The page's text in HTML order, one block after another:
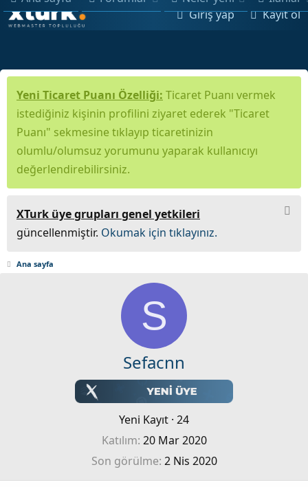
Giriş yap Kayıt ol
Yeni Ticaret Puanı Özelliği: Ticaret Puanı vermek
istediğiniz kişinin profilini ziyaret ederek "Ticaret
Puanı" sekmesine tıklayıp ticaretinizin
olumlu/olumsuz yorumunu yaparak kullanıcıyı
değerlendirebilirsiniz.
XTurk üye grupları genel yetkileri
güncellenmiştir. Okumak için tıklayınız.
Ana sayfa
S
Sefacnn
Yeni Kayıt · 24
Katılım 20 Mar 2020
Son görülme 2 Nis 2020